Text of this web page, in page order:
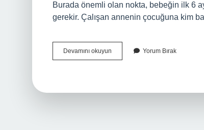
Burada önemli olan nokta, bebeğin ilk 6
gerekir. Çalışan annenin çocuğuna kim
Devamını okuyun
Işe
Yorum Bırak